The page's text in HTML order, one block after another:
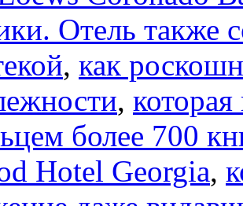
Отель также
, как
, которая
более 700
Hotel Georgia,